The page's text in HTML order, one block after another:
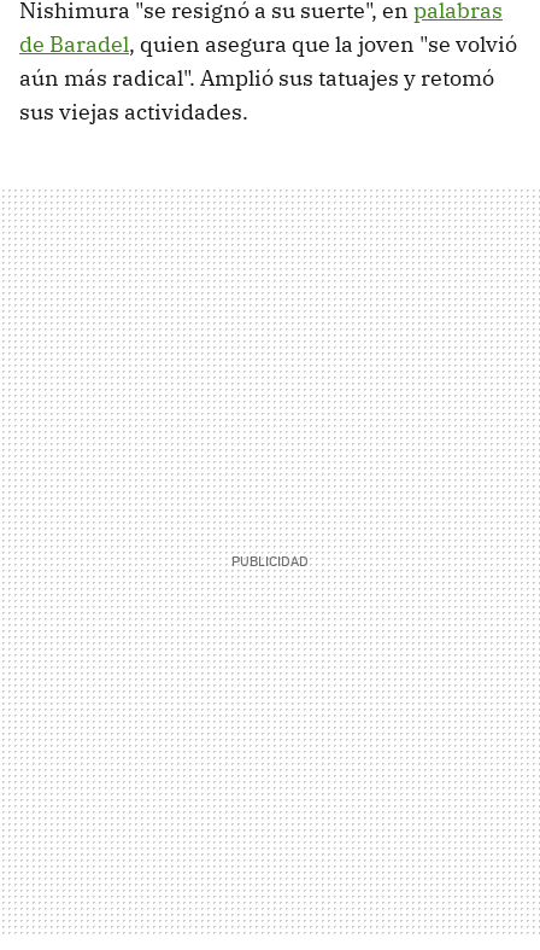
Nishimura "se resignó a su suerte", en palabras
de Baradel, quien asegura que la joven "se volvió
aún más radical". Amplió sus tatuajes y retomó
sus viejas actividades.